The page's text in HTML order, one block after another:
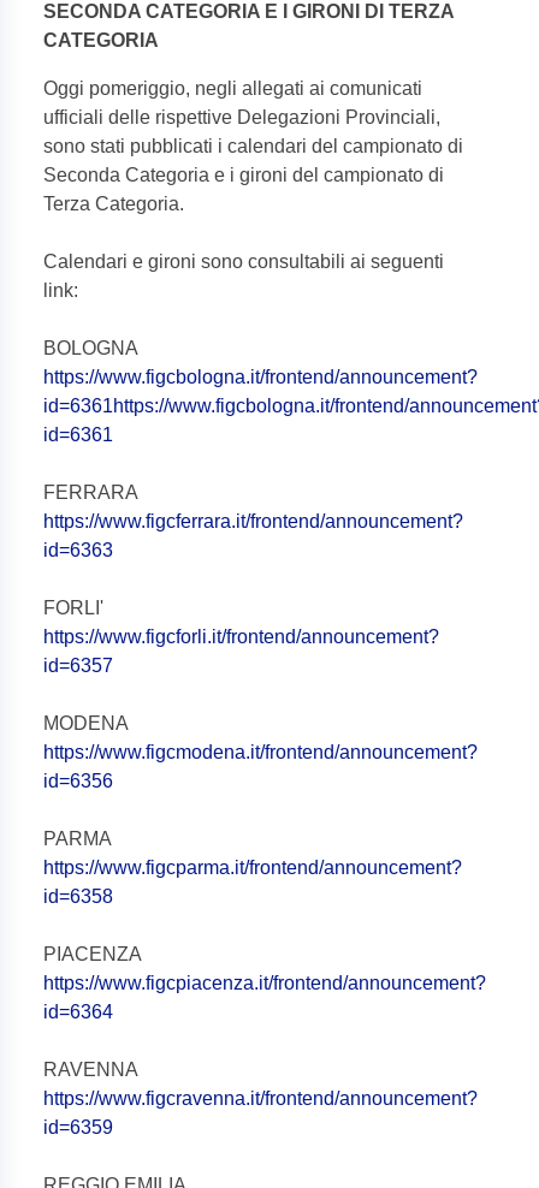
SECONDA CATEGORIA E I GIRONI DI TERZA
CATEGORIA
Oggi pomeriggio, negli allegati ai comunicati
ufficiali delle rispettive Delegazioni Provinciali,
sono stati pubblicati i calendari del campionato di
Seconda Categoria e i gironi del campionato di
Terza Categoria.
Calendari e gironi sono consultabili ai seguenti
link:
BOLOGNA
https://www.figcbologna.it/frontend/announcement?
id=6361https://www.figcbologna.it/frontend/
id=6361
FERRARA
https://www.figcferrara.it/frontend/announcement?
id=6363
FORLI'
https://www.figcforli.it/frontend/announcement?
id=6357
MODENA
https://www.figcmodena.it/frontend/announcement?
id=6356
PARMA
https://www.figcparma.it/frontend/announcement?
id=6358
PIACENZA
https://www.figcpiacenza.it/frontend/announcement?
id=6364
RAVENNA
https://www.figcravenna.it/frontend/announcement?
id=6359